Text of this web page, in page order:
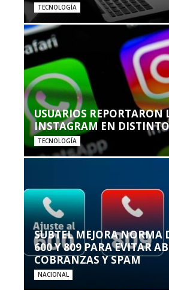
TECNOLOGÍA
USUARIOS REPORTARON
INSTAGRAM EN
TECNOLOGÍA
SUBTEL MEJORA NORMA
600 Y 809 PARA EVITAR
COBRANZAS Y SPAM
NACIONAL